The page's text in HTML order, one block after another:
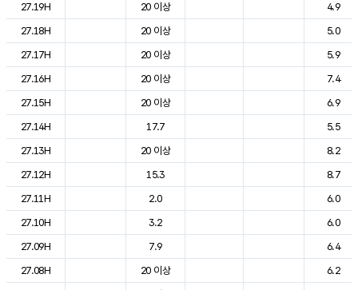
27.19H
20 이상
4.9
27.18H
20 이상
5.0
27.17H
20 이상
5.9
27.16H
20 이상
7.4
27.15H
20 이상
6.9
27.14H
17.7
5.5
27.13H
20 이상
8.2
27.12H
15.3
8.7
27.11H
2.0
6.0
27.10H
3.2
6.0
27.09H
7.9
6.4
27.08H
20 이상
6.2